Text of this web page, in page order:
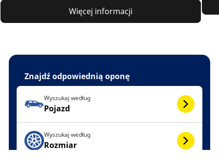
Więcej informacji
Znajdź odpowiednią oponę
Wyszukaj według
Pojazd
Wyszukaj według
Rozmiar